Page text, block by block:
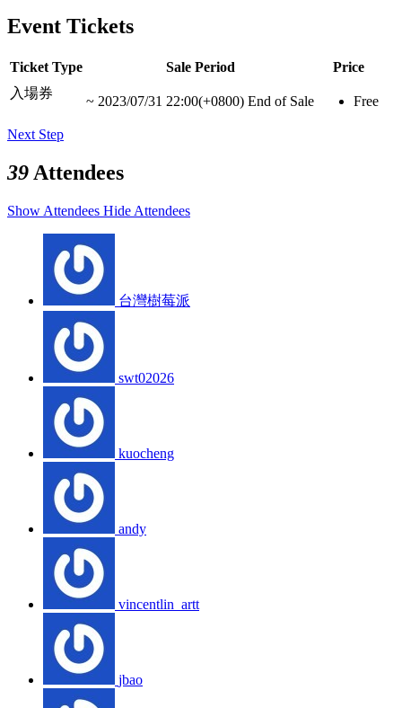
Event Tickets
Ticket Type Sale Period
Price
入場券
~ 2023/07/31 22:00(+0800) End of Sale Free
Next Step
39 Attendees
Show Attendees Hide Attendees
台灣樹莓派
swt02026
kuocheng
andy
vincentlin_artt
jbao